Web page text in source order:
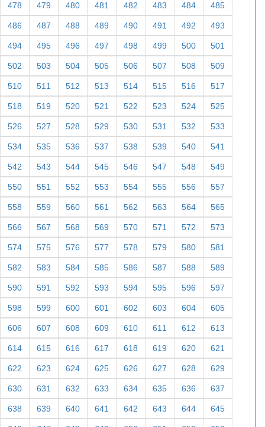
478 479 480 481 482 483 484 485
486 487 488 489 490 491 492 493
494 495 496 497 498 499 500 501
502 503 504 505 506 507 508 509
510 511 512 513 514 515 516 517
518 519 520 521 522 523 524 525
526 527 528 529 530 531 532 533
534 535 536 537 538 539 540 541
542 543 544 545 546 547 548 549
550 551 552 553 554 555 556 557
558 559 560 561 562 563 564 565
566 567 568 569 570 571 572 573
574 575 576 577 578 579 580 581
582 583 584 585 586 587 588 589
590 591 592 593 594 595 596 597
598 599 600 601 602 603 604 605
606 607 608 609 610 611 612 613
614 615 616 617 618 619 620 621
622 623 624 625 626 627 628 629
630 631 632 633 634 635 636 637
638 639 640 641 642 643 644 645